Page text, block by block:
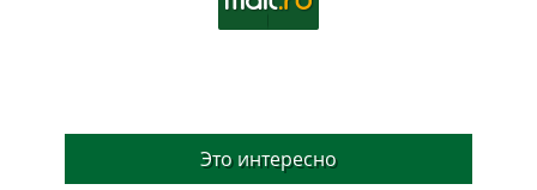
Это интересно